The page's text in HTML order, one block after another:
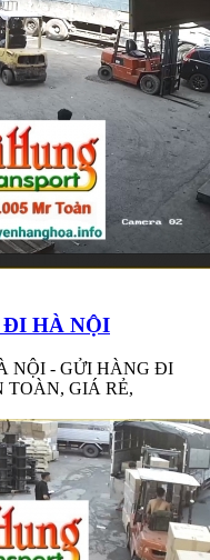
ĐI HÀ NỘI
NỘI - GỬI HÀNG ĐI
TOÀN, GIÁ RẺ,